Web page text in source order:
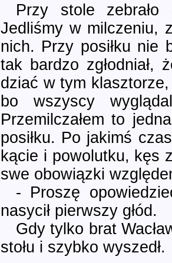
Przy stole
Jedliśmy w milczeniu,
nich. Przy posiłku nie
tak bardzo zgłodniał,
dziać w tym
bo wszyscy
Przemilczałem to
posiłku. Po jakimś
kącie i powolutku, kęs
swe obowiązki
- Proszę
nasycił pierwszy głód.
Gdy tylko brat
stołu i szybko wyszedł.